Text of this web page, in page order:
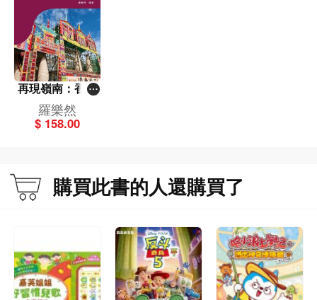
再現嶺南：香港
非物質文化遺產
的地域文化
羅樂然
$ 158.00
購買此書的人還購買了